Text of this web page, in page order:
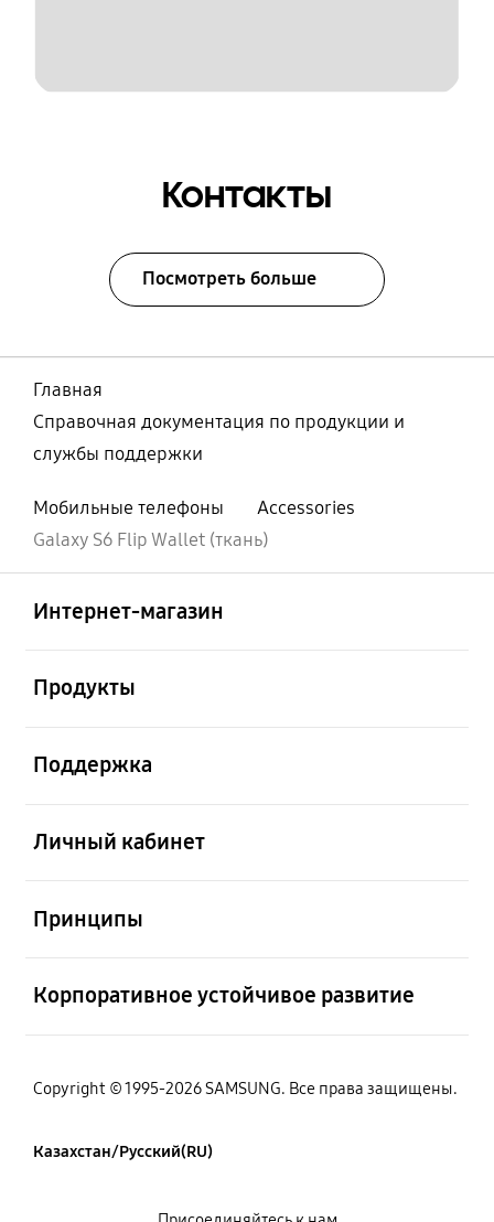
Контакты
Посмотреть больше
Главная
Справочная документация по продукции и
службы поддержки
Мобильные телефоны
Accessories
Galaxy S6 Flip Wallet (ткань)
Интернет-магазин
Продукты
Поддержка
Личный кабинет
Принципы
Корпоративное устойчивое развитие
Copyright © 1995-2026 SAMSUNG. Все права защищены.
Казахстан/Русский(RU)